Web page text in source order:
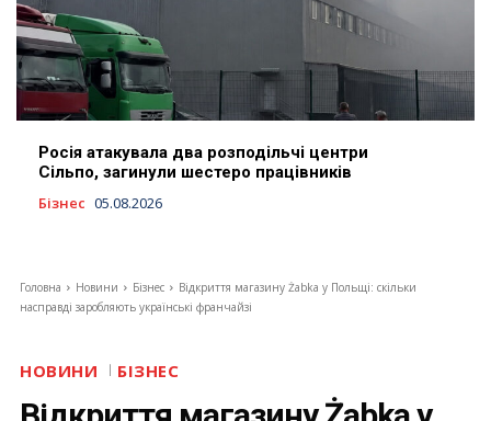
Росія атакувала два розподільчі центри
Сільпо, загинули шестеро працівників
Бізнес 05.08.2026